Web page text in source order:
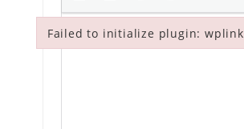
Failed to initialize plugin: wplink
Failed to initialize plugin: wplink